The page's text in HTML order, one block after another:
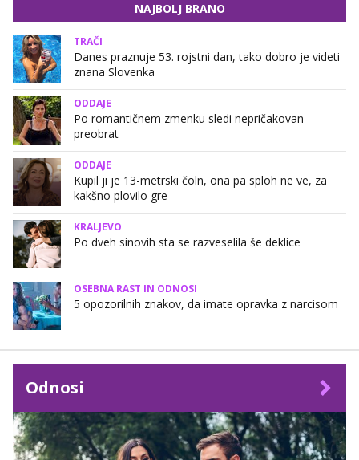
NAJBOLJ BRANO
TRAČI
Danes praznuje 53. rojstni dan, tako dobro je videti
znana Slovenka
ODDAJE
Po romantičnem zmenku sledi nepričakovan
preobrat
ODDAJE
Kupil ji je 13-metrski čoln, ona pa sploh ne ve, za
kakšno plovilo gre
KRALJEVO
Po dveh sinovih sta se razveselila še deklice
OSEBNA RAST IN ODNOSI
5 opozorilnih znakov, da imate opravka z narcisom
Odnosi